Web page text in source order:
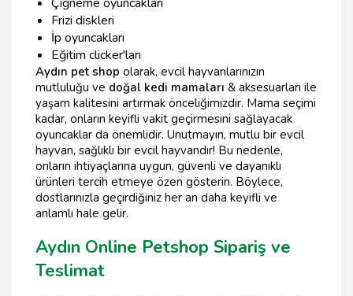
Frizi diskleri
İp oyuncakları
Eğitim clicker'ları
Aydın pet shop olarak, evcil hayvanlarınızın
mutluluğu ve doğal kedi mamaları & aksesuarları ile
yaşam kalitesini artırmak önceliğimizdir. Mama seçimi
kadar, onların keyifli vakit geçirmesini sağlayacak
oyuncaklar da önemlidir. Unutmayın, mutlu bir evcil
hayvan, sağlıklı bir evcil hayvandır! Bu nedenle,
onların ihtiyaçlarına uygun, güvenli ve dayanıklı
ürünleri tercih etmeye özen gösterin. Böylece,
dostlarınızla geçirdiğiniz her an daha keyifli ve
anlamlı hale gelir.
Aydın Online Petshop Sipariş ve
Teslimat